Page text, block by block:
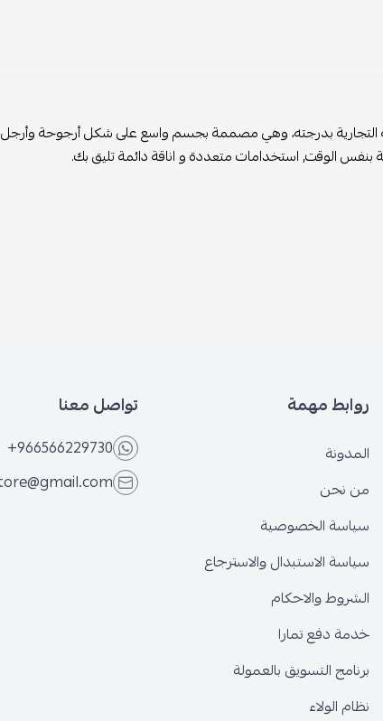
بدرجته، وهي مصممة بجسم واسع على شكل أرجوحة وأرجل
بنفس الوقت, استخدامات متعددة و اناقة دائمة تليق بك.
روابط مهمة
المدونة
من نحن
سياسة الخصوصية
سياسة الاستبدال والاسترجاع
الشروط والاحكام
خدمة دفع تمارا
برنامج التسويق بالعمولة
نظام الولاء
تواصل معنا
+966566229730